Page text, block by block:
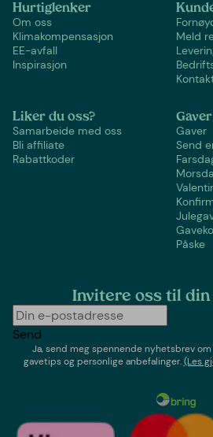
Hurtiglenker
Om oss
Klimakompensasjon
EE-avfall
Inspirasjon
Meld
Liker du oss?
Samarbeide med oss
Bli affiliate
Rabattkoder
Gaver
Gaver
Send
Påske
Invitere oss til din
Send
Ja, send meg spennende nyhetsbrev
gavetips og personlige anbefalinger.(Les